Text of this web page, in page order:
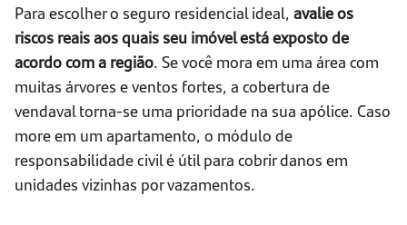
Para escolher o seguro residencial ideal, avalie os
riscos reais aos quais seu imóvel está exposto de
acordo com a região. Se você mora em uma área com
muitas árvores e ventos fortes, a cobertura de
vendaval torna-se uma prioridade na sua apólice. Caso
more em um apartamento, o módulo de
responsabilidade civil é útil para cobrir danos em
unidades vizinhas por vazamentos.